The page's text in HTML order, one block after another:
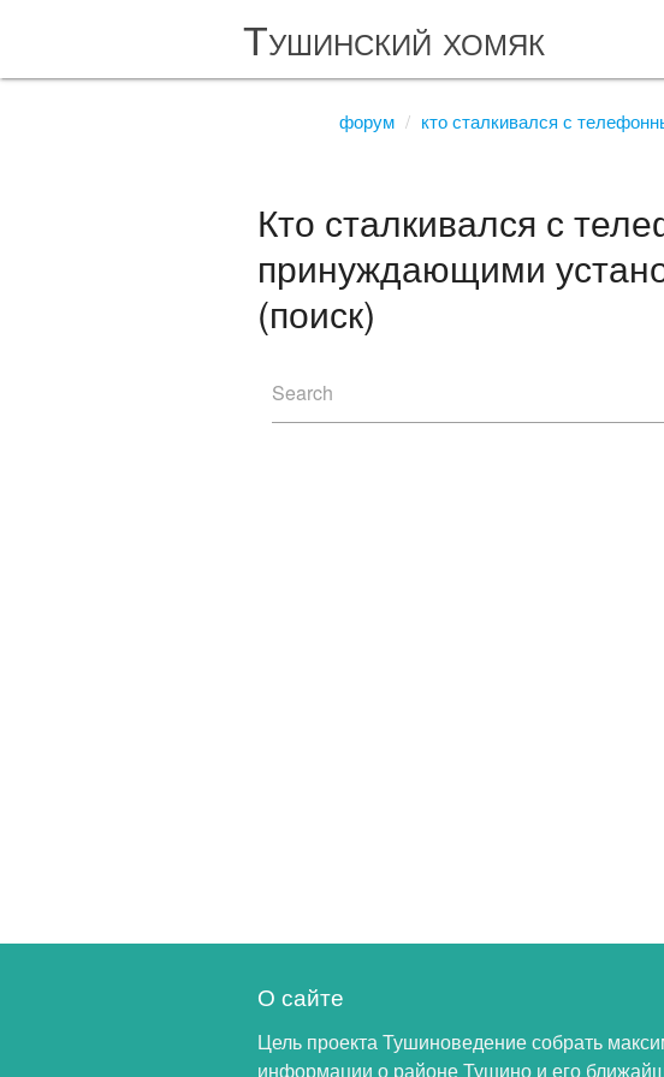
Тушинский хомяк
форум
кто сталкивался с
Кто сталкивался с
принуждающими
(поиск)
Search
О сайте
Цель проекта Тушиноведение собрать
информации о районе Тушино и его